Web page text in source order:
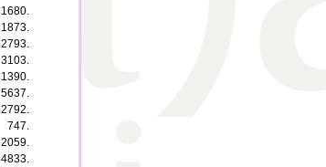
1680.
1873.
2793.
3103.
1390.
5637.
2792.
747.
2059.
4833.